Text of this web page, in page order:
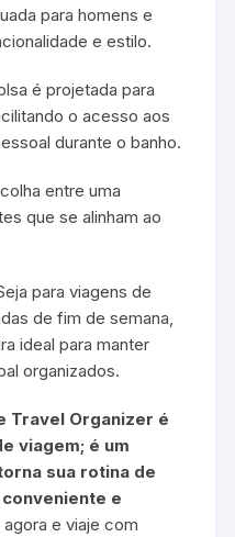
para homens e
e estilo.
é projetada para
o acesso aos
durante o banho.
entre uma
que se alinham ao
para viagens de
de fim de semana,
ideal para manter
organizados.
Travel Organizer é
viagem; é um
sua rotina de
e
agora e viaje com